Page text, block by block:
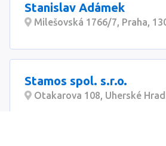
Stanislav Adámek
Milešovská 1766/7, Praha,
Stamos spol. s.r.o.
Otakarova 108, Uherské